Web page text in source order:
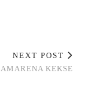
NEXT POST
KEKSE